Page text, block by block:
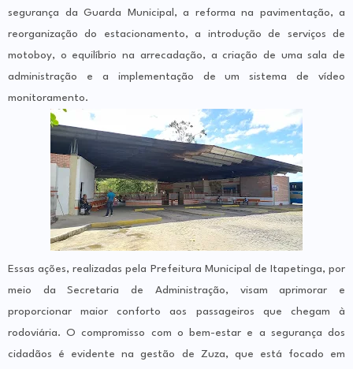
segurança da Guarda Municipal, a reforma na pavimentação, a
reorganização do estacionamento, a introdução de serviços de
motoboy, o equilíbrio na arrecadação, a criação de uma sala de
administração e a implementação de um sistema de vídeo
monitoramento.
Essas ações, realizadas pela Prefeitura Municipal de Itapetinga, por
meio da Secretaria de Administração, visam aprimorar e
proporcionar maior conforto aos passageiros que chegam à
rodoviária. O compromisso com o bem-estar e a segurança dos
cidadãos é evidente na gestão de Zuza, que está focado em